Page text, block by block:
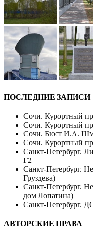
ПОСЛЕДНИЕ ЗАПИСИ
Сочи. Курортный
Сочи. Курортный
Сочи. Бюст И.А.
Сочи. Курортный
Санкт-Петербург.
Г2
Санкт-Петербург.
Груздева)
Санкт-Петербург.
дом Лопатина)
Санкт-Петербург.
АВТОРСКИЕ ПРАВА